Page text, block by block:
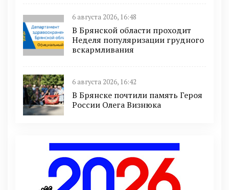
6 августа 2026, 16:48
В Брянской области проходит
Неделя популяризации грудного
вскармливания
6 августа 2026, 16:42
В Брянске почтили память Героя
России Олега Визнюка